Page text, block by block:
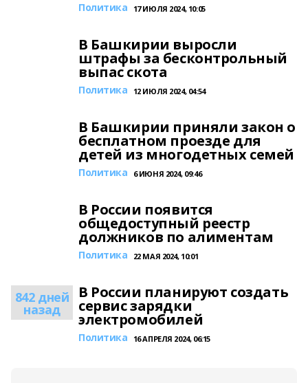
Политика 17 ИЮЛЯ 2024, 10:05
В Башкирии выросли
штрафы за бесконтрольный
выпас скота
Политика 12 ИЮЛЯ 2024, 04:54
В Башкирии приняли закон о
бесплатном проезде для
детей из многодетных семей
Политика 6 ИЮНЯ 2024, 09:46
В России появится
общедоступный реестр
должников по алиментам
Политика 22 МАЯ 2024, 10:01
842 дней
назад
В России планируют создать
сервис зарядки
электромобилей
Политика 16 АПРЕЛЯ 2024, 06:15